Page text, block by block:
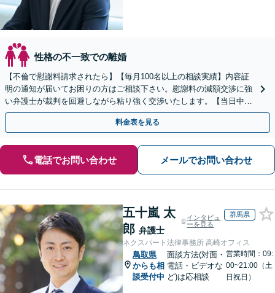
性格の不一致での離婚
【不倫で慰謝料請求されたら】【毎月100名以上の相談実績】内容証
明の通知が届いてお困りの方はご相談下さい。慰謝料の減額交渉に強
い弁護士が裁判を回避しながら粘り強く交渉いたします。【当日中の
相談可(予約制)】【全国対応】
料金表を見る
電話でお問い合わせ メールでお問い合わせ
五十嵐 太
郎 弁護士
インタビュ
ーを見る
群馬県
ネクスパート法律事務所 高崎オフィス
鳥取県
からも相
談受付中
面談方法(対面・
電話・ビデオな
ど)は応相談
営業時間：09:
00~21:00（土
日祝日）